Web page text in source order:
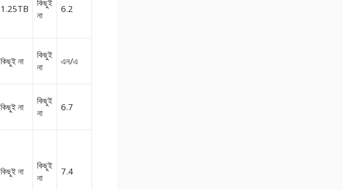
1.25TB
কিছুই
না
6.2
কিছুই না
কিছুই
না
এন/এ
কিছুই না
কিছুই
না
6.7
কিছুই না
কিছুই
না
7.4